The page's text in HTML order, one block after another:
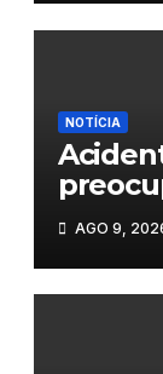
NOTÍCIA
Trás-
AGO 9,